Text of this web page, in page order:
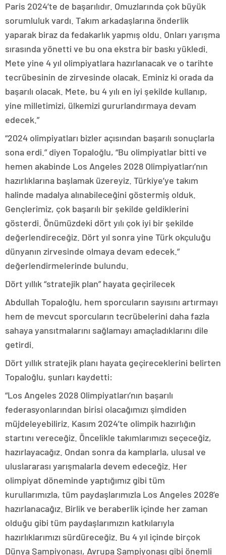
Paris 2024’te de başarılıdır. Omuzlarında çok büyük
sorumluluk vardı. Takım arkadaşlarına önderlik
yaparak biraz da fedakarlık yapmış oldu. Onları yarışma
sırasında yönetti ve bu ona ekstra bir baskı yükledi.
Mete yine 4 yıl olimpiyatlara hazırlanacak ve o tarihte
tecrübesinin de zirvesinde olacak. Eminiz ki orada da
başarılı olacak. Mete, bu 4 yılı en iyi şekilde kullanıp,
yine milletimizi, ülkemizi gururlandırmaya devam
edecek.”
“2024 olimpiyatları bizler açısından başarılı sonuçlarla
sona erdi.” diyen Topaloğlu, “Bu olimpiyatlar bitti ve
hemen akabinde Los Angeles 2028 Olimpiyatları’nın
hazırlıklarına başlamak üzereyiz. Türkiye’ye takım
halinde madalya alınabileceğini göstermiş olduk.
Gençlerimiz, çok başarılı bir şekilde geldiklerini
gösterdi. Önümüzdeki dört yılı çok iyi bir şekilde
değerlendireceğiz. Dört yıl sonra yine Türk okçuluğu
dünyanın zirvesinde olmaya devam edecek.”
değerlendirmelerinde bulundu.
Dört yıllık “stratejik plan” hayata geçirilecek
Abdullah Topaloğlu, hem sporcuların sayısını artırmayı
hem de mevcut sporcuların tecrübelerini daha fazla
sahaya yansıtmalarını sağlamayı amaçladıklarını dile
getirdi.
Dört yıllık stratejik planı hayata geçireceklerini belirten
Topaloğlu, şunları kaydetti:
“Los Angeles 2028 Olimpiyatları’nın başarılı
federasyonlarından birisi olacağımızı şimdiden
müjdeleyebiliriz. Kasım 2024’te olimpik hazırlığın
startını vereceğiz. Öncelikle takımlarımızı seçeceğiz,
hazırlayacağız. Ondan sonra da kamplarla, ulusal ve
uluslararası yarışmalarla devem edeceğiz. Her
olimpiyat döneminde yaptığımız gibi tüm
kurullarımızla, tüm paydaşlarımızla Los Angeles 2028’e
hazırlanacağız. Birlik ve beraberlik içinde her zaman
olduğu gibi tüm paydaşlarımızın katkılarıyla
hazırlıklarımızı sürdüreceğiz. Bu 4 yıl içinde birçok
Dünya Şampiyonası, Avrupa Şampiyonası gibi önemli